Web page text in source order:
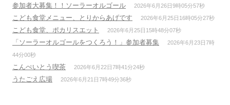
参加者大募集！！ソーラーオルゴール 2026年6月26日9時05分57秒
こども食堂メニュー、とりからあげです 2026年6月25日16時05分27秒
こども食堂、ポカリスエット 2026年6月25日15時48分07秒
「ソーラーオルゴールをつくろう！」参加者募集
2026年6月23日7時
44分00秒
こんぺいとう喫茶 2026年6月22日7時41分24秒
うたごえ広場 2026年6月21日7時49分36秒